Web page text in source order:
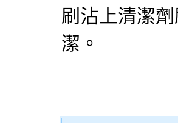
刷沾上清潔
潔。